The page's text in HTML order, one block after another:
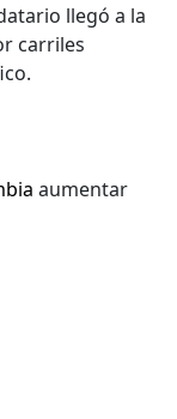
llegó a la
carriles
aumentar